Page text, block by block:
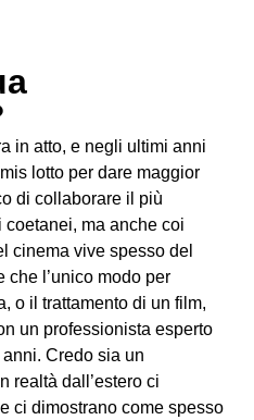
in atto, e negli ultimi anni
lotto per dare maggior
di collaborare il più
ma anche coi
cinema vive spesso del
che l’unico modo per
o il trattamento di un film,
un professionista esperto
Credo sia un
realtà dall’estero ci
ci dimostrano come spesso